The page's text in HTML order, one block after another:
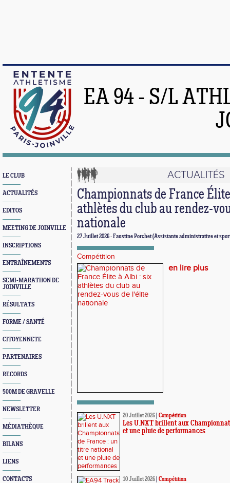
EA 94 - S/L
LE CLUB
ACTUALITÉS
EDITOS
MEETING DE JOINVILLE
INSCRIPTIONS
ENTRAÎNEMENTS
SEMI-MARATHON DE
JOINVILLE
RÉSULTATS
FORME / SANTÉ
CITOYENNETE
PARTENAIRES
RECORDS
500M DE GRAVELLE
NEWSLETTER
MÉDIATHÈQUE
BILANS
LIENS
CONTACTS
ACTUALITÉS
Championnats de France
athlètes du club au rendez-
nationale
27 Juillet 2026 - Faustine Porchet (Assistante administrative et
Compétition
en lire plus
20 Juillet 2026 Compétition
Les U.NXT brillent aux
et une pluie de performances
10 Juillet 2026 Compétition